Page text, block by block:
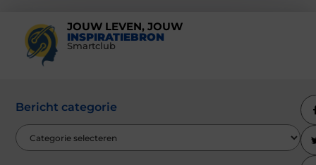
JOUW LEVEN, JOUW
INSPIRATIEBRON
Smartclub
Bericht categorie